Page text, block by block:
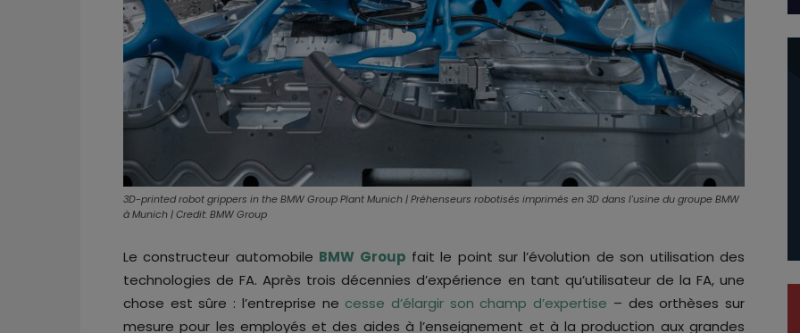
3D-printed robot grippers in the BMW Group Plant Munich | Préhenseurs robotisés imprimés en 3D dans l'usine du groupe BMW
à Munich | Credit: BMW Group
Le constructeur automobile BMW Group fait le point sur l’évolution de son utilisation des
technologies de FA. Après trois décennies d’expérience en tant qu’utilisateur de la FA, une
chose est sûre : l’entreprise ne cesse d’élargir son champ d’expertise – des orthèses sur
mesure pour les employés et des aides à l’enseignement et à la production aux grandes